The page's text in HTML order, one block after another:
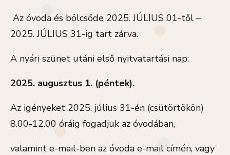
Az óvoda és bölcsőde 2025. JÚLIUS 01-től –
2025. JÚLIUS 31-ig tart zárva.
A nyári szünet utáni első nyitvatartási nap:
2025. augusztus 1. (péntek).
Az igényeket 2025. július 31-én (csütörtökön)
8.00-12.00 óráig fogadjuk az óvodában,
valamint e-mail-ben az óvoda e-mail címén, vagy